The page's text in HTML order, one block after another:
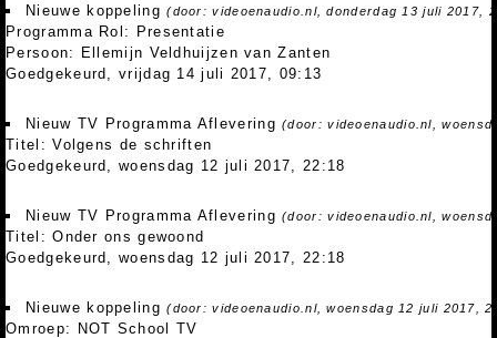
Nieuwe koppeling(door: videoenaudio.nl, donderdag 13 juli 2017,
Programma Rol: Presentatie
Persoon: Ellemijn Veldhuijzen van Zanten
Goedgekeurd, vrijdag 14 juli 2017, 09:13
Nieuw TV Programma Aflevering(door: videoenaudio.nl,
Titel: Volgens de schriften
Goedgekeurd, woensdag 12 juli 2017, 22:18
Nieuw TV Programma Aflevering(door: videoenaudio.nl,
Titel: Onder ons gewoond
Goedgekeurd, woensdag 12 juli 2017, 22:18
Nieuwe koppeling(door: videoenaudio.nl, woensdag 12 juli 2017,
Omroep: NOT School TV